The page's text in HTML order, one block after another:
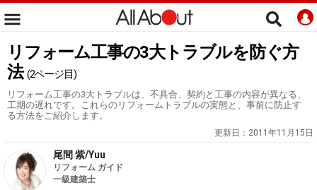
リフォーム工事の3大トラブルを防ぐ方
法 (2ページ目)
リフォーム工事の3大トラブルは、不具合、契約と工事の内容が異なる、
工期の遅れです。これらのリフォームトラブルの実態と、事前に防止す
る方法をご紹介します。
更新日： 2011年11月15日
尾間 紫/Yuu
リフォーム ガイド
一級建築士